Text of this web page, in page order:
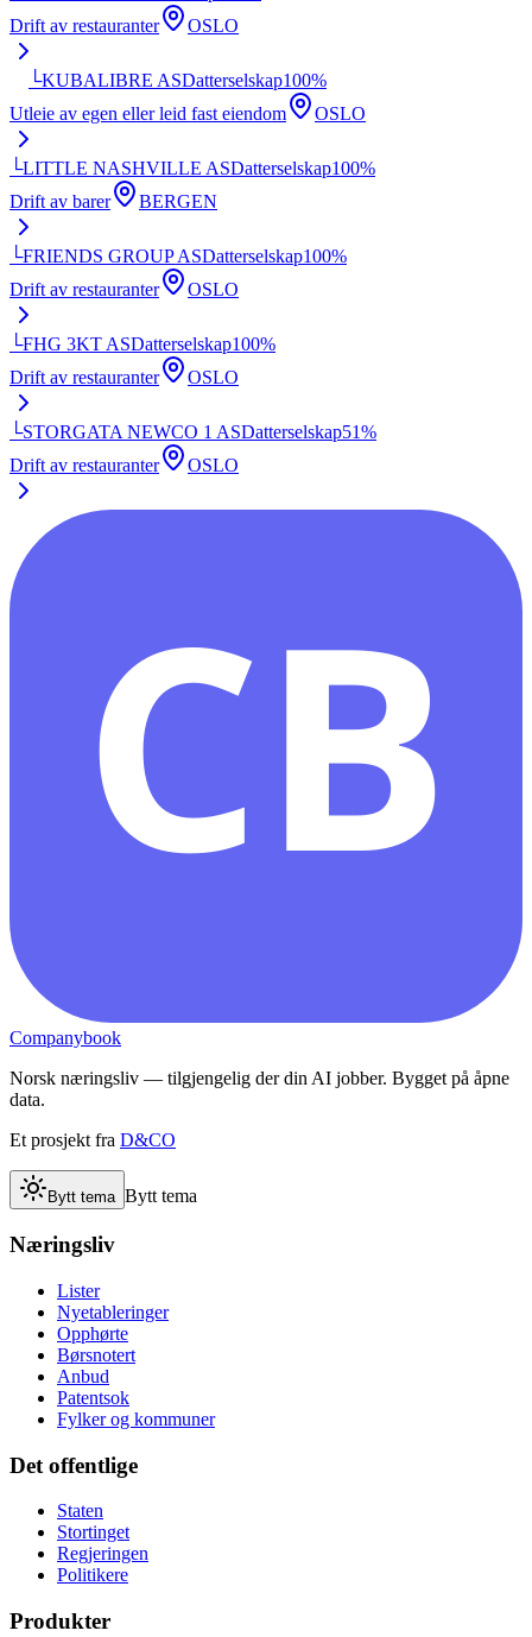
Drift av restauranter
OSLO
└KUBALIBRE ASDatterselskap100%
Utleie av egen eller leid fast eiendom
OSLO
└LITTLE NASHVILLE ASDatterselskap100%
Drift av barer
BERGEN
└FRIENDS GROUP ASDatterselskap100%
Drift av restauranter
OSLO
└FHG 3KT ASDatterselskap100%
Drift av restauranter
OSLO
└STORGATA NEWCO 1 ASDatterselskap51%
Drift av restauranter
OSLO
CB
Companybook
Norsk næringsliv — tilgjengelig der din AI jobber. Bygget på åpne
data.
Et prosjekt fra D&CO
Bytt tema Bytt tema
Næringsliv
Lister
Nyetableringer
Opphørte
Børsnotert
Anbud
Patentsok
Fylker og kommuner
Det offentlige
Staten
Stortinget
Regjeringen
Politikere
Produkter